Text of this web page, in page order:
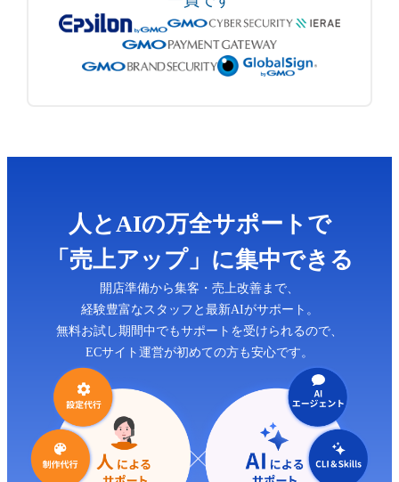
人とAIの万全サポートで
「売上アップ」に集中できる
開店準備から集客・売上改善まで、
経験豊富なスタッフと最新AIがサポート。
無料お試し期間中でもサポートを受けられるので、
ECサイト運営が初めての方も安心です。